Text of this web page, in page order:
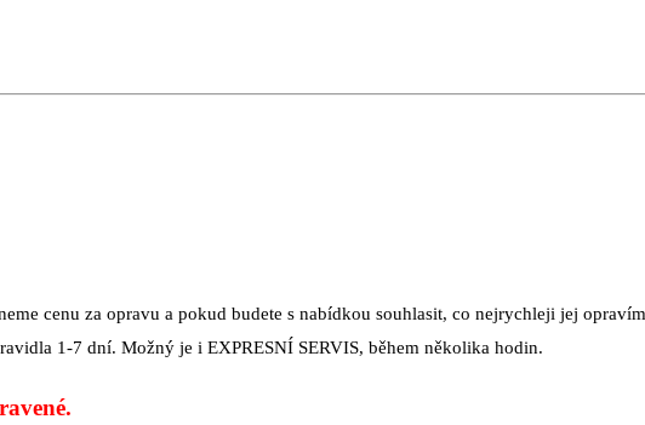
cenu za opravu a pokud budete s nabídkou souhlasit, co nejrychleji jej
1-7 dní. Možný je i EXPRESNÍ SERVIS, během několika hodin.